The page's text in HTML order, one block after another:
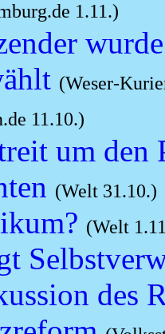
1.11.)
(Weser-
11.10.)
um den
(Welt 31.10.)
(Welt
des